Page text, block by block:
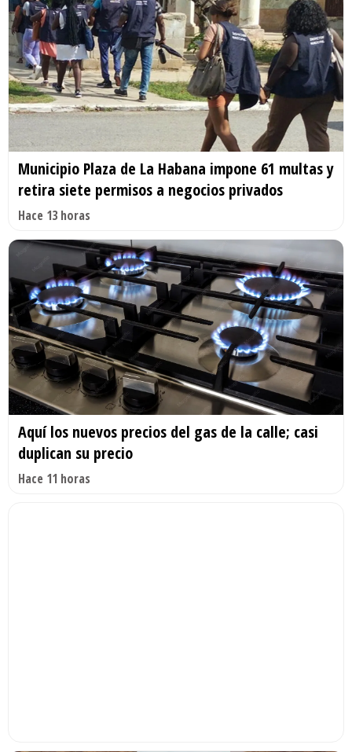
Municipio Plaza de La Habana impone 61 multas y
retira siete permisos a negocios privados
Hace 13 horas
Aquí los nuevos precios del gas de la calle; casi
duplican su precio
Hace 11 horas